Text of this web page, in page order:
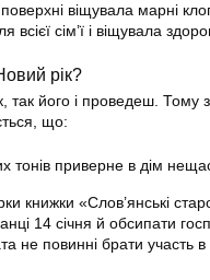
віщувала марні
сім’ї і віщувала
рік?
так його і проведеш. Тому
що:
приверне в дім
книжки «Слов’янські
14 січня й обсипати
не повинні брати